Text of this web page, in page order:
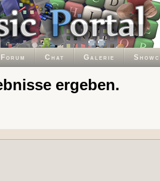
Forum Chat Galerie
ergeben.